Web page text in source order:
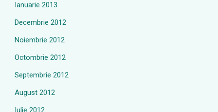
Ianuarie 2013
Decembrie 2012
Noiembrie 2012
Octombrie 2012
Septembrie 2012
August 2012
Iulie 2012